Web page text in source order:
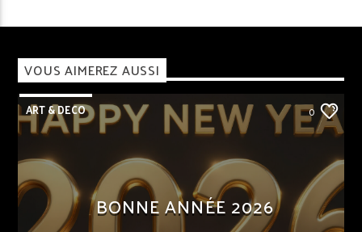
VOUS AIMEREZ AUSSI
ART & DECO 0
BONNE ANNÉE 2026